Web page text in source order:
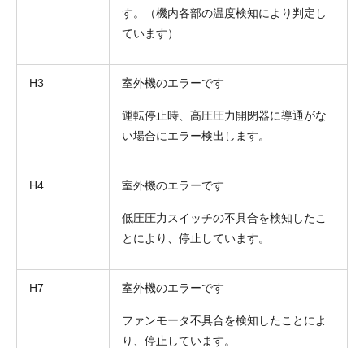
す。（機内各部の温度検知により判定し
ています）
H3 室外機のエラーです
運転停止時、高圧圧力開閉器に導通がな
い場合にエラー検出します。
H4 室外機のエラーです
低圧圧力スイッチの不具合を検知したこ
とにより、停止しています。
H7 室外機のエラーです
ファンモータ不具合を検知したことによ
り、停止しています。